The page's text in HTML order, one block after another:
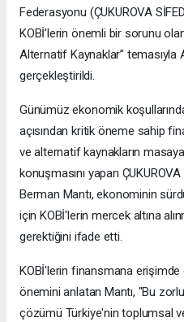
Federasyonu (ÇUKUROVA
KOBİ’lerin önemli bir sorunu
Alternatif Kaynaklar” temasıyla
gerçekleştirildi.
Günümüz ekonomik
açısından kritik öneme sahip
ve alternatif kaynakların masaya
konuşmasını yapan
Berman Mantı, ekonominin
için KOBİ'lerin mercek altına
gerektiğini ifade etti.
KOBİ'lerin finansmana
önemini anlatan Mantı, "Bu
çözümü Türkiye'nin toplumsal